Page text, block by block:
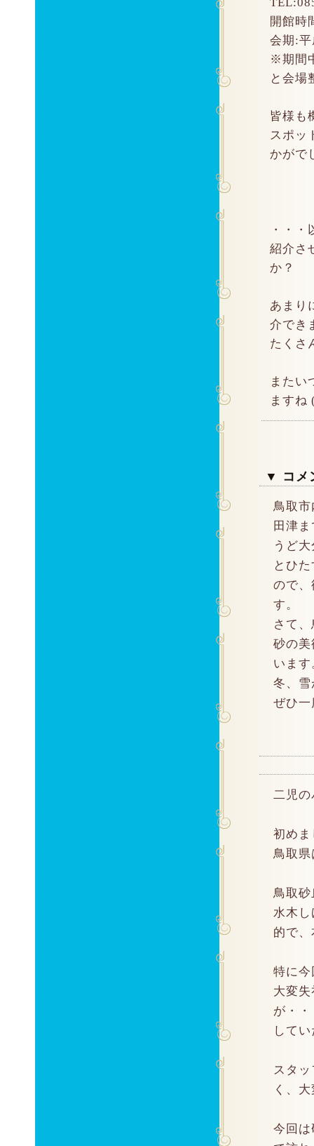
開館時
会期:
※期間
と会場
皆様も
スポッ
かがで
・・
紹介さ
か？
あまり
介でき
たくさ
またい
ます
▼ コメ
鳥取
田津
うど
とひ
ので
す。
さて
砂の
います
冬、
ぜひ
二児
初め
鳥取
鳥取
水木
的で
特に
大変
が・
して
スタ
く、
今回